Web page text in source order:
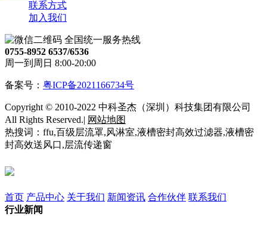
联系方式
加入我们
全国统一服务热线
0755-8952 6537/6536
周一到周日 8:00-20:00
备案号： 粤ICP备2021166734号
Copyright © 2010-2022 中科圣杰（深圳）科技集团有限公司
All Rights Reserved.| 网站地图
热搜词：ffu,百级层流罩,风淋室,液槽密封高效过滤器,液槽密
封高效送风口,层流传递窗
首页 产品中心 关于我们 新闻资讯 合作伙伴 联系我们
行业新闻